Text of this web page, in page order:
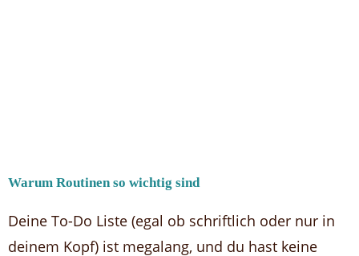
Warum Routinen so wichtig sind
Deine To-Do Liste (egal ob schriftlich oder nur in
deinem Kopf) ist megalang, und du hast keine